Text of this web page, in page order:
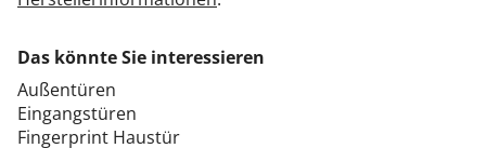
Das könnte Sie interessieren
Außentüren
Eingangstüren
Fingerprint Haustür